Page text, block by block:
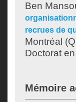
Ben
recrues de
Montréal
Doctorat
Mémoire